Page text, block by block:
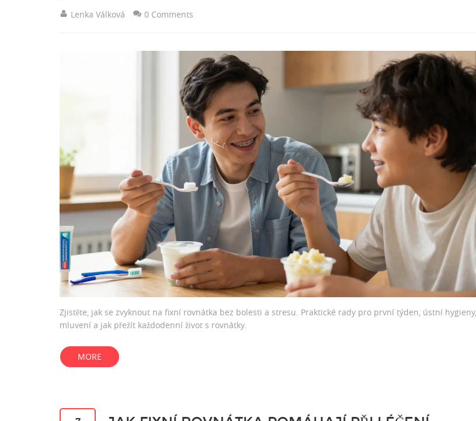
Lenka Válková 0 Comments
Zjistěte, jak se zvyknout na fixní rovnátka bez bolesti a stresu. Praktické rady pro první týden, ústní hygieny,
mluvení a jak přežít každodenní život s rovnátky.
MORE